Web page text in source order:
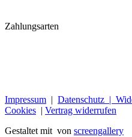
Zahlungsarten
Impressum | Datenschutz |
Cookies | Vertrag widerrufen
Gestaltet mit von screengallery